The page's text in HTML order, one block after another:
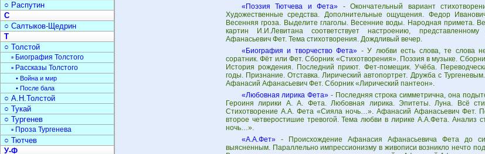
«Поэзия Тютчева и Фета» - Окончательный вариант
Художественные средства. Дополнительные ощущения. Федор
Весенняя гроза. Выделите глаголы. Весенние воды. Народная примета.
картин И.И.Левитана соответствует настроению,
Афанасьевич Фет. Тема стихотворения. Дождливый вечер.
«Биография и творчество Фета» - У любви есть слова, те слова
соратник. Фёт или Фет. Сборник «Стихотворения». Поэзия в музыке.
История рождения. Последний приют. Фет-помещик. Учёба.
годы. Признание. Отставка. Лирический автопортрет. Дружба с
Афанасий Афанасьевич Фет. Сборник «Лирический пантеон».
«Любовная лирика Фета» - Последняя строка симметрична, она
Героиня лирики А. А. Фета. Любовная лирика. Эпитеты. Луна. Всё
Стихотворение А.А. Фета «Сияла ночь…». Афанасий Афанасьевич Фет.
второе четверостишие тревогой. Тема любви в лирике А.А.Фета. Анализ
ночь…».
«А.А.Фет»- Происхождение Афанасия Афанасьевича Фета до
выясненным. Параллельно импрессионизму в живописи возникло нечто
○ Распутин
С
○ Салтыков-Щедрин
Т
○ Толстой
▫ Биография Толстого
▫ Рассказы Толстого
• Война и мир
• После бала
○ А.Н.Толстой
○ Тукай
○ Тургенев
▫ Проза Тургенева
○ Тютчев
У-Ф